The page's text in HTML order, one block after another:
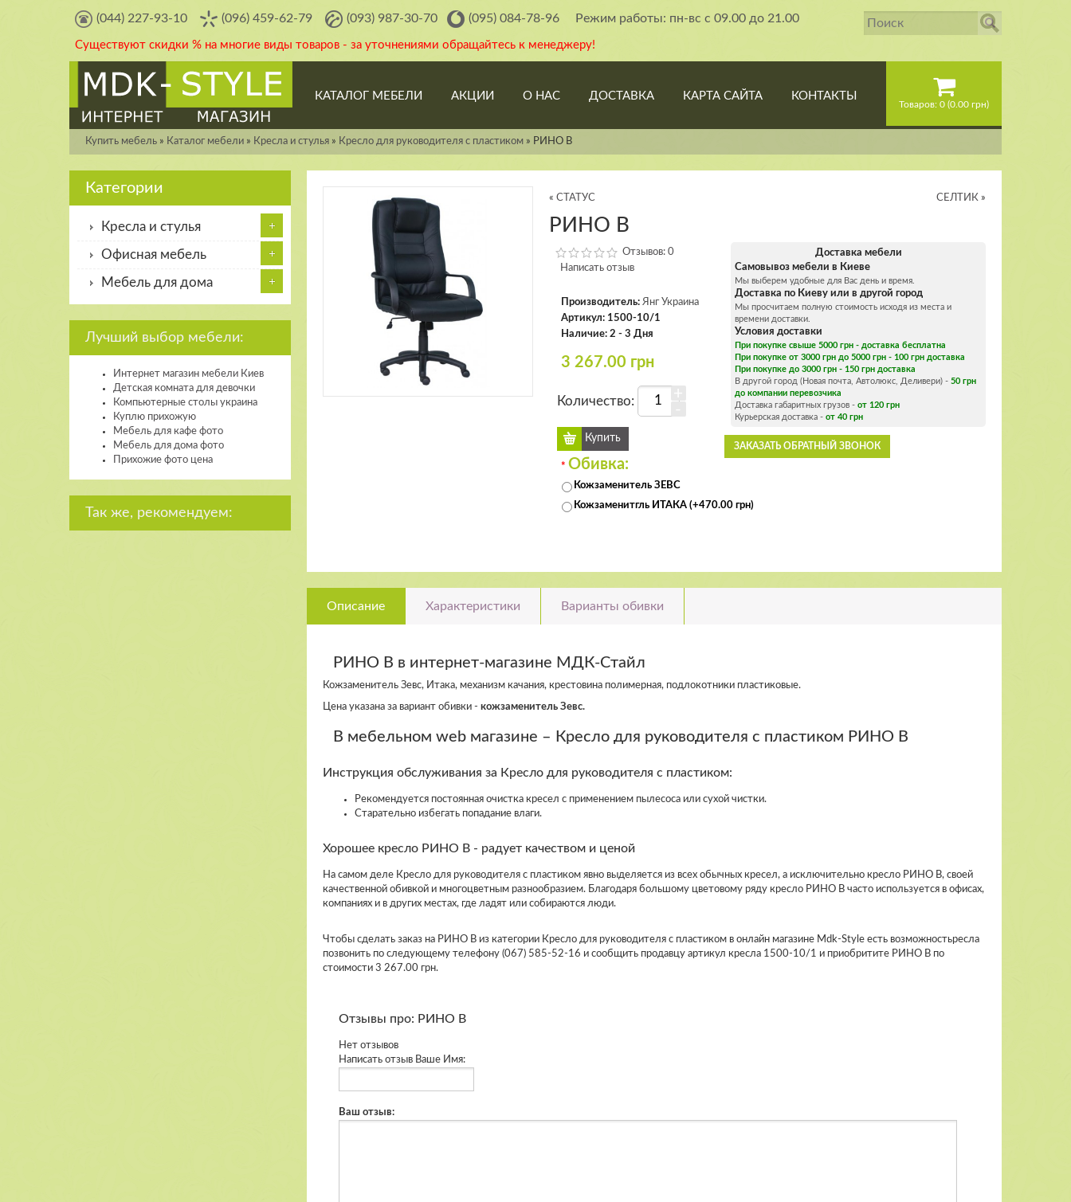
(044) 227-93-10 (096) 459-62-79 (093) 987-30-70 (095) 084-78-96 Режим работы: пн-вс с 09.00 до 21.00
Существуют скидки % на многие виды товаров - за уточнениями обращайтесь к менеджеру!
КАТАЛОГ МЕБЕЛИ АКЦИИ О НАС ДОСТАВКА КАРТА САЙТА КОНТАКТЫ
Товаров: 0 (0.00 грн)
Купить мебель » Каталог мебели » Кресла и стулья » Кресло для руководителя с пластиком » РИНО В
Категории
Кресла и стулья
Офисная мебель
Мебель для дома
Лучший выбор мебели:
Интернет магазин мебели Киев
Детская комната для девочки
Компьютерные столы украина
Куплю прихожую
Мебель для кафе фото
Мебель для дома фото
Прихожие фото цена
Так же, рекомендуем:
« СТАТУС СЕЛТИК»
РИНО В
Доставка мебели
Самовывоз мебели в Киеве
Мы выберем удобные для Вас день и время.
Доставка по Киеву или в другой город
Мы просчитаем полную стоимость исходя из места и
времени доставки.
Условия доставки
При покупке свыше 5000 грн - доставка бесплатна
При покупке от 3000 грн до 5000 грн - 100 грн доставка
При покупке до 3000 грн - 150 грн доставка
В другой город (Новая почта, Автолюкс, Деливери) -50 грн
до компании перевозчика
Доставка габаритных грузов -от 120 грн
Курьерская доставка -от 40 грн
Отзывов: 0
Написать отзыв
Производитель: Янг Украина
Артикул: 1500-10/1
Наличие: 2 - 3 Дня
3 267.00 грн
Количество:
ЗАКАЗАТЬ ОБРАТНЫЙ ЗВОНОК
* Обивка:
Кожзаменитель ЗЕВС
Кожзаменитгль ИТАКА (+470.00 грн)
Описание Характеристики Варианты обивки
РИНО В в интернет-магазине МДК-Стайл
Кожзаменитель Зевс, Итака, механизм качания, крестовина полимерная, подлокотники пластиковые.
Цена указана за вариант обивки - кожзаменитель Зевс.
В мебельном web магазине – Кресло для руководителя с пластиком РИНО В
Инструкция обслуживания за Кресло для руководителя с пластиком:
Рекомендуется постоянная очистка кресел с применением пылесоса или сухой чистки.
Старательно избегать попадание влаги.
Хорошее кресло РИНО В - радует качеством и ценой
На самом деле Кресло для руководителя с пластиком явно выделяется из всех обычных кресел, а исключительно кресло РИНО В, своей
качественной обивкой и многоцветным разнообразием. Благодаря большому цветовому ряду кресло РИНО В часто используется в офисах,
компаниях и в других местах, где ладят или собираются люди.
Чтобы сделать заказ на РИНО В из категории Кресло для руководителя с пластиком в онлайн магазине Mdk-Style есть возможностьресла
позвонить по следующему телефону (067) 585-52-16 и сообщить продавцу артикул кресла 1500-10/1 и приобритите РИНО В по
стоимости 3 267.00 грн.
Отзывы про: РИНО В
Нет отзывов
Написать отзывВаше Имя:
Ваш отзыв: